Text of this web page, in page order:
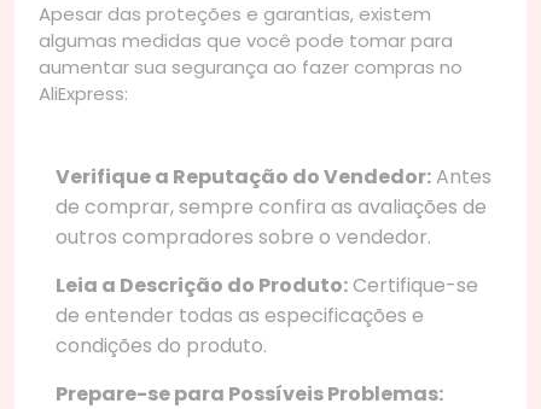
Apesar das proteções e garantias, existem
algumas medidas que você pode tomar para
aumentar sua segurança ao fazer compras no
AliExpress:
Verifique a Reputação do Vendedor:Antes
de comprar, sempre confira as avaliações de
outros compradores sobre o vendedor.
Leia a Descrição do Produto:Certifique-se
de entender todas as especificações e
condições do produto.
Prepare-se para Possíveis Problemas: